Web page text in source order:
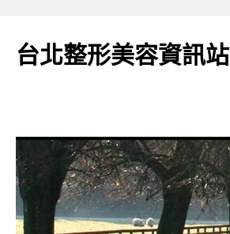
台北整形美容資訊站